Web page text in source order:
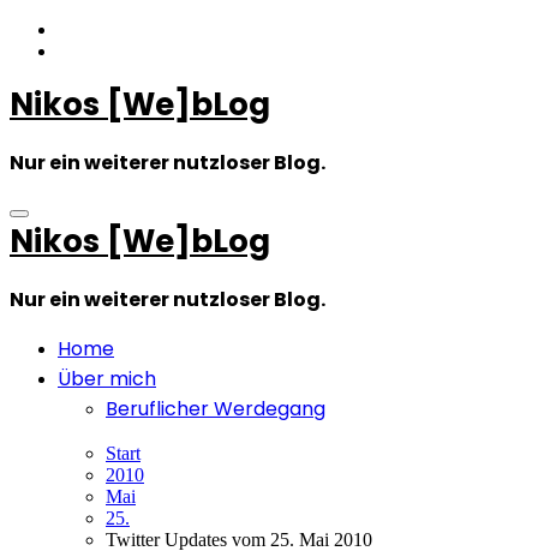
Zum
Inhalt
Nikos [We]bLog
Nur ein weiterer nutzloser Blog.
Nikos [We]bLog
Nur ein weiterer nutzloser Blog.
Home
Über mich
Beruflicher Werdegang
Start
2010
Mai
25.
Twitter Updates vom 25. Mai 2010